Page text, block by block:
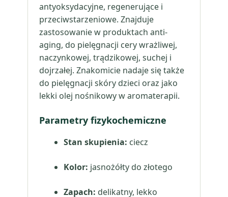
antyoksydacyjne, regenerujące i
przeciwstarzeniowe. Znajduje
zastosowanie w produktach anti-
aging, do pielęgnacji cery wrażliwej,
naczynkowej, trądzikowej, suchej i
dojrzałej. Znakomicie nadaje się także
do pielęgnacji skóry dzieci oraz jako
lekki olej nośnikowy w aromaterapii.
Parametry fizykochemiczne
Stan skupienia: ciecz
Kolor: jasnożółty do złotego
Zapach: delikatny, lekko